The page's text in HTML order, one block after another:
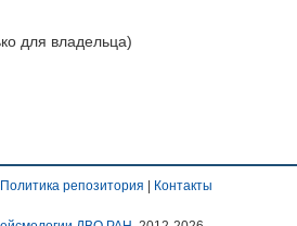
для владельца)
Политика репозитория | Контакты